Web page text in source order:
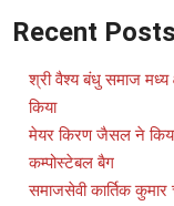
Recent Posts
श्री वैश्य बंधु समाज मध्य
किया
मेयर किरण जैसल ने किया
कम्पोस्टेबल बैग
समाजसेवी कार्तिक